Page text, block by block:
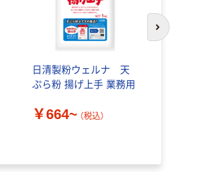
日清製粉ウェルナ 天
ぷら粉 揚げ上手 業務用
￥664~ （税込）
次のスライド